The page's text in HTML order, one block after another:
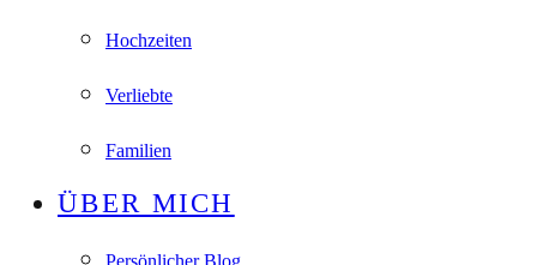
Hochzeiten
Verliebte
Familien
ÜBER MICH